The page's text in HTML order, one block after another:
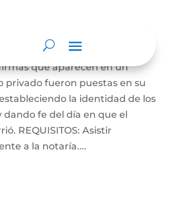
notario da testimonio escrito
que aparecen en un
privado fueron puestas en su
la identidad de los
fe del día en que el
REQUISITOS: Asistir
a la notaría....